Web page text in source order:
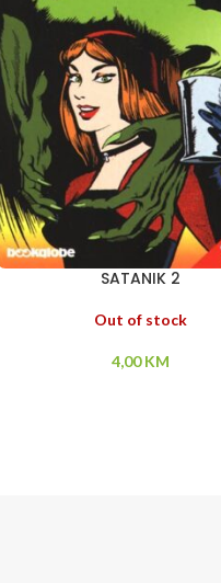
SATANIK 2
Out of stock
4,00KM